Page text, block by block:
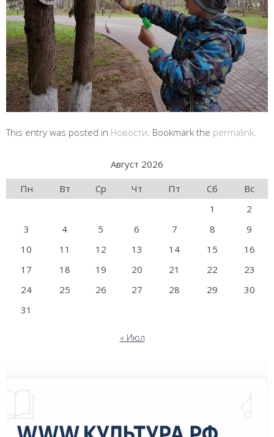
This entry was posted in Новости. Bookmark the permalink.
Август 2026
Пн
Вт Ср Чт Пт Сб
Вс
1
2
3
4 5 6 7 8
9
10
11 12 13 14 15
16
17
18 19 20 21 22
23
24
25 26 27 28 29
30
31
« Июл